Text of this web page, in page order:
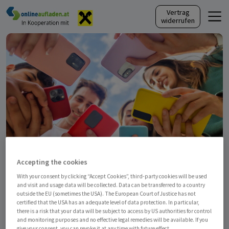
Skip to content
Vertrag
widerrufen
Nur für österreichische
Rufnummern!
Magenta
Accepting the cookies
With your consent by clicking “Accept Cookies”, third-party cookies will be used
and visit and usage data will be collected. Data can be transferred to a country
outside the EU (sometimes the USA). The European Court of Justice has not
certified that the USA has an adequate level of data protection. In particular,
there is a risk that your data will be subject to access by US authorities for control
and monitoring purposes and no effective legal remedies will be available. If you